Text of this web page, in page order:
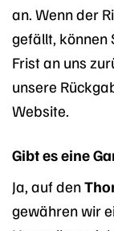
an. Wenn der
gefällt, können
Frist an uns
unsere
Website.
Gibt es eine
Ja, auf den
gewähren wir